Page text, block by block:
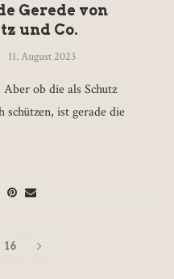
Gerede von
und Co.
11. August 2023
ob die als Schutz
ist gerade die
16